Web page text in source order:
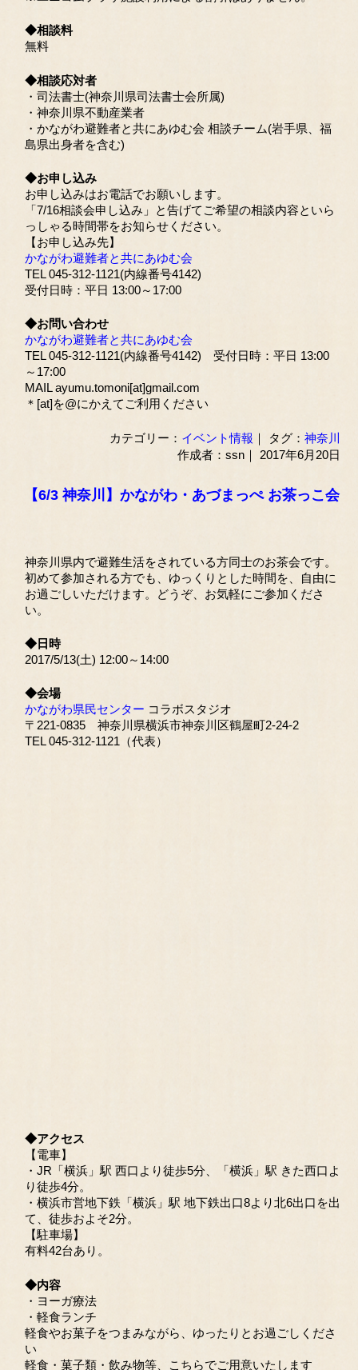
◆相談料
無料
◆相談応対者
・司法書士(神奈川県司法書士会所属)
・神奈川県不動産業者
・かながわ避難者と共にあゆむ会 相談チーム(岩手県、福
島県出身者を含む)
◆お申し込み
お申し込みはお電話でお願いします。
「7/16相談会申し込み」と告げてご希望の相談内容といら
っしゃる時間帯をお知らせください。
【お申し込み先】
かながわ避難者と共にあゆむ会
TEL 045-312-1121(内線番号4142)
受付日時：平日 13:00～17:00
◆お問い合わせ
かながわ避難者と共にあゆむ会
TEL 045-312-1121(内線番号4142) 受付日時：平日 13:00
～17:00
MAIL ayumu.tomoni[at]gmail.com
＊[at]を@にかえてご利用ください
カテゴリー： イベント情報 ｜ タグ：神奈川
作成者：ssn｜ 2017年6月20日
【6/3 神奈川】かながわ・あづまっぺ お茶っこ会
神奈川県内で避難生活をされている方同士のお茶会です。
初めて参加される方でも、ゆっくりとした時間を、自由に
お過ごしいただけます。どうぞ、お気軽にご参加くださ
い。
◆日時
2017/5/13(土) 12:00～14:00
◆会場
かながわ県民センター コラボスタジオ
〒221-0835 神奈川県横浜市神奈川区鶴屋町2-24-2
TEL 045-312-1121（代表）
◆アクセス
【電車】
・JR「横浜」駅 西口より徒歩5分、「横浜」駅 きた西口よ
り徒歩4分。
・横浜市営地下鉄「横浜」駅 地下鉄出口8より北6出口を出
て、徒歩およそ2分。
【駐車場】
有料42台あり。
◆内容
・ヨーガ療法
・軽食ランチ
軽食やお菓子をつまみながら、ゆったりとお過ごしくださ
い
軽食・菓子類・飲み物等、こちらでご用意いたします